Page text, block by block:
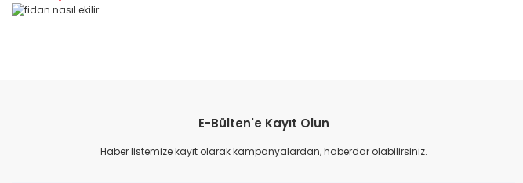
Ürün resmi kalitesiz, bozuk veya görüntülenemiyor.
Ürün açıklamasında eksik bilgiler bulunuyor.
E-Bülten'e Kayıt Olun
Haber listemize kayıt olarak kampanyalardan, haberdar olabilirsiniz.